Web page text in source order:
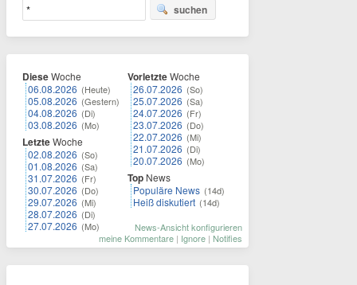
suchen
DieseWoche
06.08.2026 (Heute)
05.08.2026 (Gestern)
04.08.2026 (Di)
03.08.2026 (Mo)
LetzteWoche
02.08.2026 (So)
01.08.2026 (Sa)
31.07.2026 (Fr)
30.07.2026 (Do)
29.07.2026 (Mi)
28.07.2026 (Di)
27.07.2026 (Mo)
VorletzteWoche
26.07.2026 (So)
25.07.2026 (Sa)
24.07.2026 (Fr)
23.07.2026 (Do)
22.07.2026 (Mi)
21.07.2026 (Di)
20.07.2026 (Mo)
Top News
Populäre News (14d)
Heiß diskutiert (14d)
News-Ansicht konfigurieren
meine Kommentare | Ignore | Notifies